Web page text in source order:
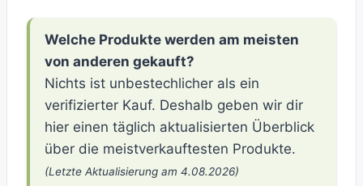
Welche Produkte werden am meisten
von anderen gekauft?
Nichts ist unbestechlicher als ein
verifizierter Kauf. Deshalb geben wir dir
hier einen täglich aktualisierten Überblick
über die meistverkauftesten Produkte.
(Letzte Aktualisierung am 4.08.2026)